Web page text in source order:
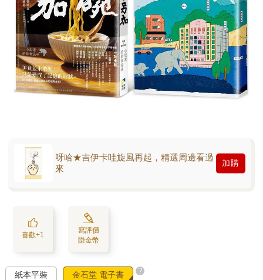
呀哈★吉伊卡哇旋風再起，精選周邊看過
來
加購
喜歡+1
寫評價
賺金幣
紙本平裝 金石堂 電子書 ?